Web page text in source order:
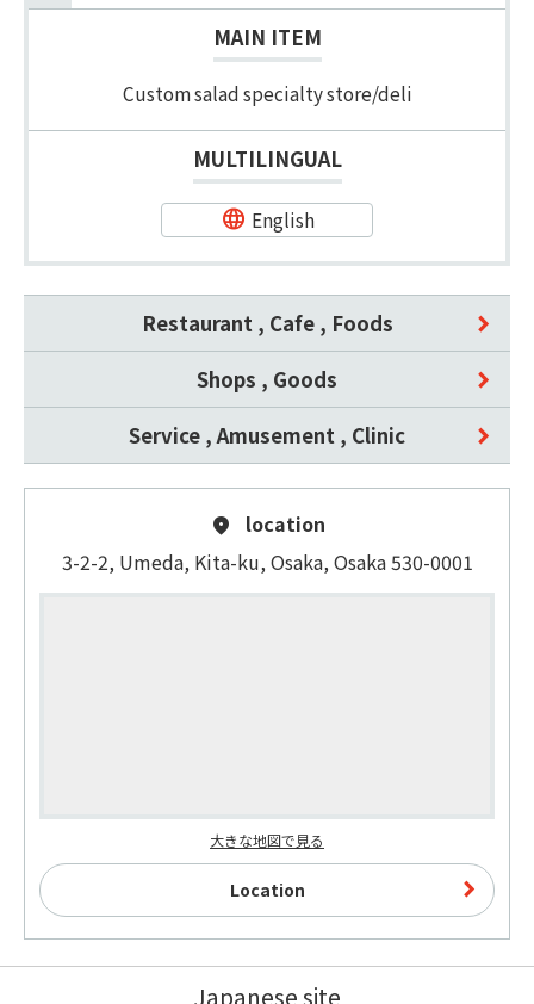
MAIN ITEM
Custom salad specialty store/deli
MULTILINGUAL
English
Restaurant , Cafe , Foods
Shops , Goods
Service , Amusement , Clinic
location
3-2-2, Umeda, Kita-ku, Osaka, Osaka 530-0001
大きな地図で見る
Location
Japanese site